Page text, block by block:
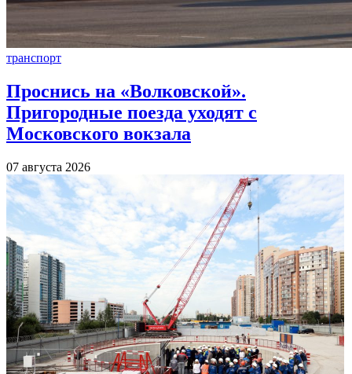
транспорт
Проснись на «Волковской».
Пригородные поезда уходят с
Московского вокзала
07 августа 2026